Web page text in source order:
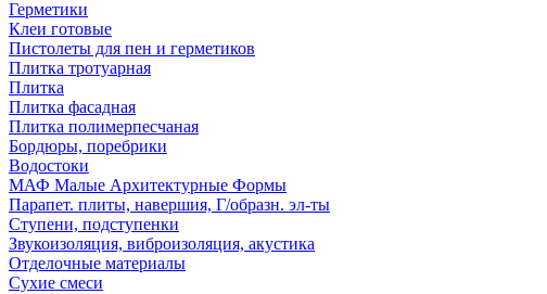
Герметики
Клеи готовые
Пистолеты для пен и герметиков
Плитка тротуарная
Плитка
Плитка фасадная
Плитка полимерпесчаная
Бордюры, поребрики
Водостоки
МАФ Малые Архитектурные Формы
Парапет. плиты, навершия, Г/образн. эл-ты
Ступени, подступенки
Звукоизоляция, виброизоляция, акустика
Отделочные материалы
Сухие смеси